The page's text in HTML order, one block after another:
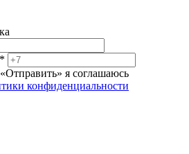
*
я соглашаюсь
конфиденциальности